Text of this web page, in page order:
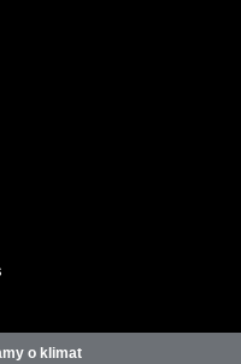
o klimat